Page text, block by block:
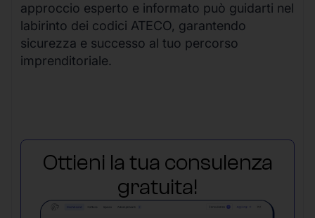
approccio esperto e informato può guidarti nel
labirinto dei codici ATECO, garantendo
sicurezza e successo al tuo percorso
imprenditoriale.
Ottieni la tua consulenza
gratuita!